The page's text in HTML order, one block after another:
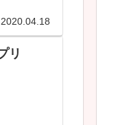
2020.04.18
リ